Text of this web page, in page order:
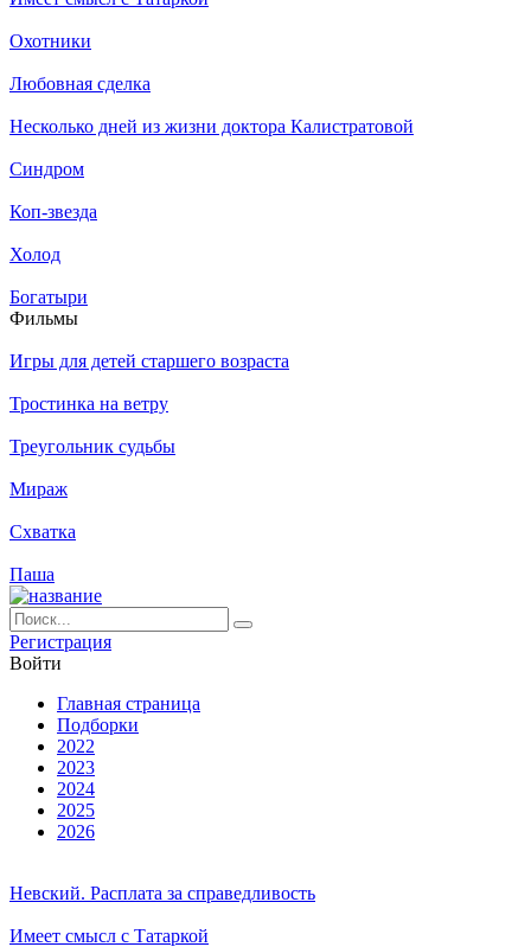
Охотники
Любовная сделка
Несколько дней из жизни доктора Калистратовой
Синдром
Коп-звезда
Холод
Богатыри
Филь­мы
Игры для детей старшего возраста
Тростинка на ветру
Треугольник судьбы
Мираж
Схватка
Паша
Ре­ги­ст­ра­ция
Вой­ти
Глав­ная стра­ни­ца
Подборки
2022
2023
2024
2025
2026
Невский. Расплата за справедливость
Имеет смысл с Татаркой